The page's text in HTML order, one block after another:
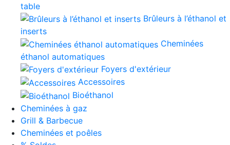
table
Brûleurs à l’éthanol et
inserts
Cheminées
éthanol automatiques
Foyers d'extérieur
Accessoires
Bioéthanol
Cheminées à gaz
Grill & Barbecue
Cheminées et poêles